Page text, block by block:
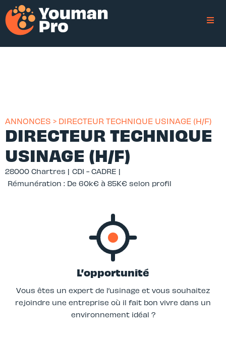
ANNONCES > DIRECTEUR TECHNIQUE USINAGE (H/F)
DIRECTEUR TECHNIQUE
USINAGE (H/F)
28000 Chartres | CDI - CADRE |
Rémunération : De 60k€ à 85K€ selon profil
L’opportunité
Vous êtes un expert de l’usinage et vous souhaitez
rejoindre une entreprise où il fait bon vivre dans un
environnement idéal ?